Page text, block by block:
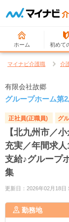
ホーム 初めて
マイナビ介護職 介
有限会社故郷
グループホーム第
正社員(正職員) グ
【北九州市／
充実／年間求
支給♪グループ
集
更新日：2026年02月18日
勤務地